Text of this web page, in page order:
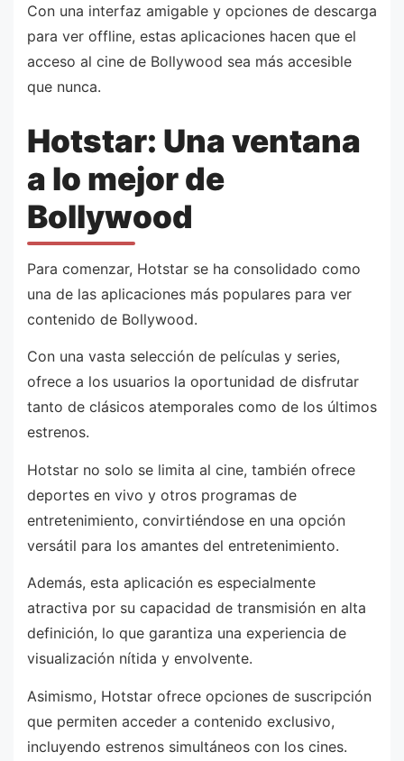
Con una interfaz amigable y opciones de descarga
para ver offline, estas aplicaciones hacen que el
acceso al cine de Bollywood sea más accesible
que nunca.
Hotstar: Una ventana
a lo mejor de
Bollywood
Para comenzar, Hotstar se ha consolidado como
una de las aplicaciones más populares para ver
contenido de Bollywood.
Con una vasta selección de películas y series,
ofrece a los usuarios la oportunidad de disfrutar
tanto de clásicos atemporales como de los últimos
estrenos.
Hotstar no solo se limita al cine, también ofrece
deportes en vivo y otros programas de
entretenimiento, convirtiéndose en una opción
versátil para los amantes del entretenimiento.
Además, esta aplicación es especialmente
atractiva por su capacidad de transmisión en alta
definición, lo que garantiza una experiencia de
visualización nítida y envolvente.
Asimismo, Hotstar ofrece opciones de suscripción
que permiten acceder a contenido exclusivo,
incluyendo estrenos simultáneos con los cines.